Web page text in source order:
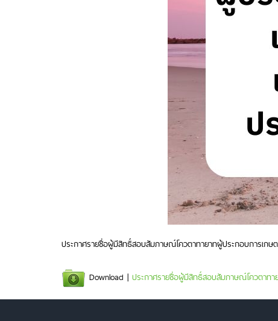
ประกาศรายชื่อผู้มีสิทธิ์สอบสัมภาษณ์โควตาทายาทผู้ประกอบการเกษ
Download | ประกาศรายชื่อผู้มีสิทธิ์สอบสัมภาษณ์โควตาท